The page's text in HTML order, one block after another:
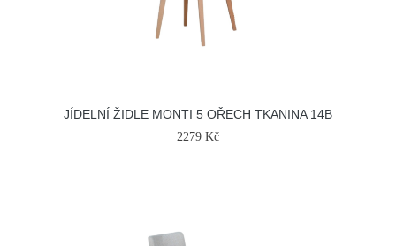
JÍDELNÍ ŽIDLE MONTI 5 OŘECH TKANINA 14B
2279 Kč